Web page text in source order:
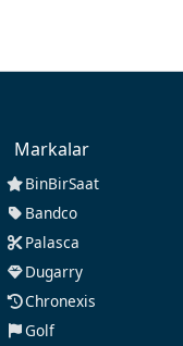
Markalar
BinBirSaat
Bandco
Palasca
Dugarry
Chronexis
Golf